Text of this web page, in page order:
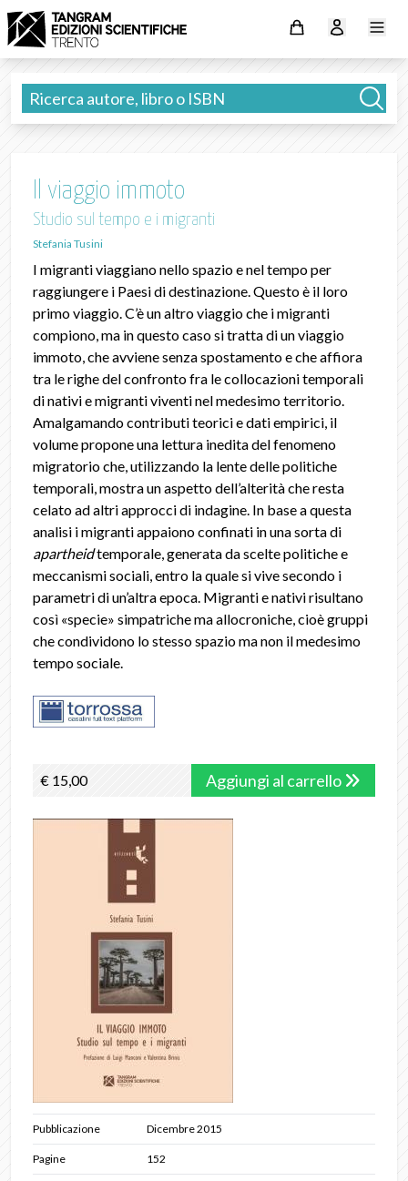
Il viaggio immoto
Studio sul tempo e i migranti
Stefania Tusini
I migranti viaggiano nello spazio e nel tempo per
raggiungere i Paesi di destinazione. Questo è il loro
primo viaggio. C’è un altro viaggio che i migranti
compiono, ma in questo caso si tratta di un viaggio
immoto, che avviene senza spostamento e che affiora
tra le righe del confronto fra le collocazioni temporali
di nativi e migranti viventi nel medesimo territorio.
Amalgamando contributi teorici e dati empirici, il
volume propone una lettura inedita del fenomeno
migratorio che, utilizzando la lente delle politiche
temporali, mostra un aspetto dell’alterità che resta
celato ad altri approcci di indagine. In base a questa
analisi i migranti appaiono confinati in una sorta di
apartheidtemporale, generata da scelte politiche e
meccanismi sociali, entro la quale si vive secondo i
parametri di un’altra epoca. Migranti e nativi risultano
così «specie» simpatriche ma allocroniche, cioè gruppi
che condividono lo stesso spazio ma non il medesimo
tempo sociale.
€ 15,00 Aggiungi al carrello
Pubblicazione Dicembre 2015
Pagine 152